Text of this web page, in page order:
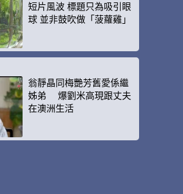
短片風波 標題只為吸引眼
球 並非鼓吹做「菠蘿雞」
翁靜晶同梅艷芳舊愛係繼
姊弟 爆劉米高現跟丈夫
在澳洲生活